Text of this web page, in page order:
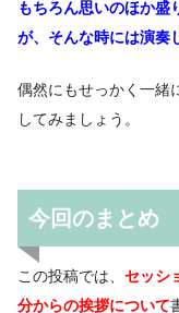
もちろん思いのほか盛
が、そんな時には演奏
偶然にもせっかく一緒
してみましょう。
今回のまとめ
この投稿では、 セッシ
分からの挨拶について